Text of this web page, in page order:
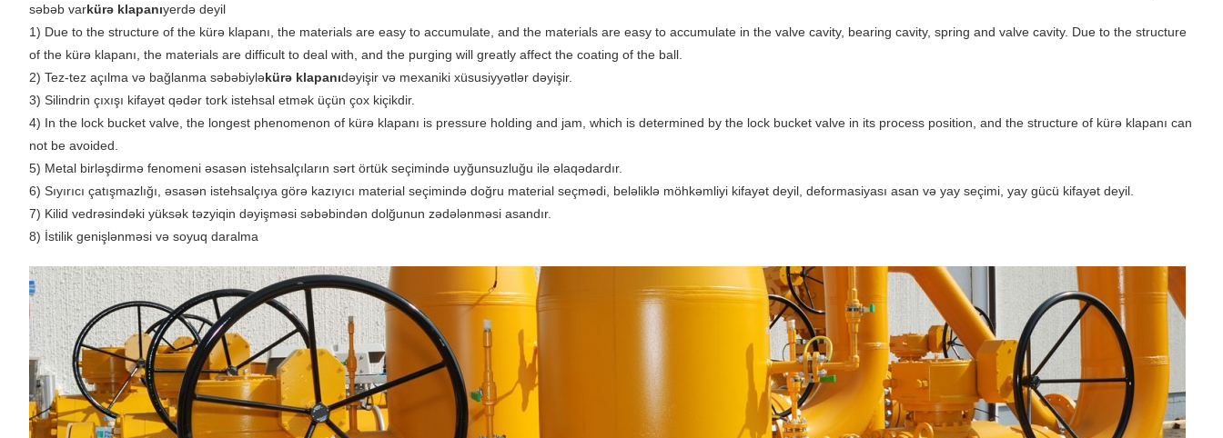
səbəb varkürə klapanıyerdə deyil
1) Due to the structure of the kürə klapanı, the materials are easy to accumulate, and the materials are easy to accumulate in the valve cavity, bearing cavity, spring and valve cavity. Due to the structure
of the kürə klapanı, the materials are difficult to deal with, and the purging will greatly affect the coating of the ball.
2) Tez-tez açılma və bağlanma səbəbiyləkürə klapanıdəyişir və mexaniki xüsusiyyətlər dəyişir.
3) Silindrin çıxışı kifayət qədər tork istehsal etmək üçün çox kiçikdir.
4) In the lock bucket valve, the longest phenomenon of kürə klapanı is pressure holding and jam, which is determined by the lock bucket valve in its process position, and the structure of kürə klapanı can
not be avoided.
5) Metal birləşdirmə fenomeni əsasən istehsalçıların sərt örtük seçimində uyğunsuzluğu ilə əlaqədardır.
6) Sıyırıcı çatışmazlığı, əsasən istehsalçıya görə kazıyıcı material seçimində doğru material seçmədi, beləliklə möhkəmliyi kifayət deyil, deformasiyası asan və yay seçimi, yay gücü kifayət deyil.
7) Kilid vedrəsindəki yüksək təzyiqin dəyişməsi səbəbindən dolğunun zədələnməsi asandır.
8) İstilik genişlənməsi və soyuq daralma